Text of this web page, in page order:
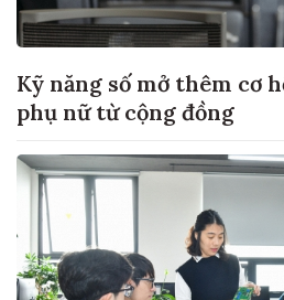
Kỹ năng số mở thêm cơ
phụ nữ từ cộng đồng